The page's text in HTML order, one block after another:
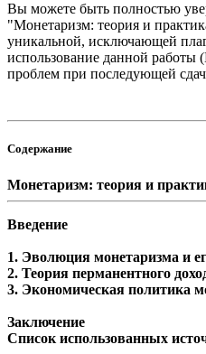
Вы можете быть полностью
"Монетаризм: теория и
уникальной, исключающей
использование данной работы
проблем при последующей
Содержание
Монетаризм: теория и
Введение
1. Эволюция монетаризма и
2. Теория перманентного
3. Экономическая политика
Заключение
Список использованных